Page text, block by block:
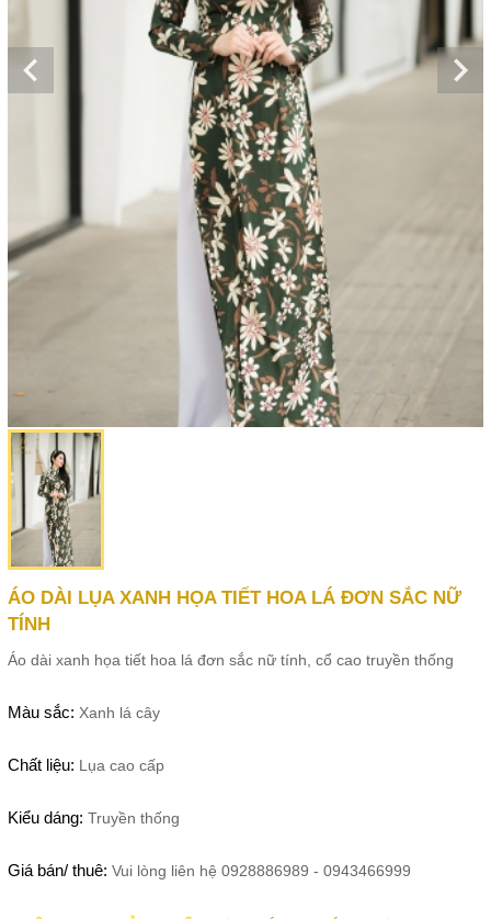
ÁO DÀI LỤA XANH HỌA TIẾT HOA LÁ ĐƠN SẮC NỮ
TÍNH
Áo dài xanh họa tiết hoa lá đơn sắc nữ tính, cổ cao truyền thống
Màu sắc: Xanh lá cây
Chất liệu: Lụa cao cấp
Kiểu dáng: Truyền thống
Giá bán/ thuê: Vui lòng liên hệ 0928886989 - 0943466999